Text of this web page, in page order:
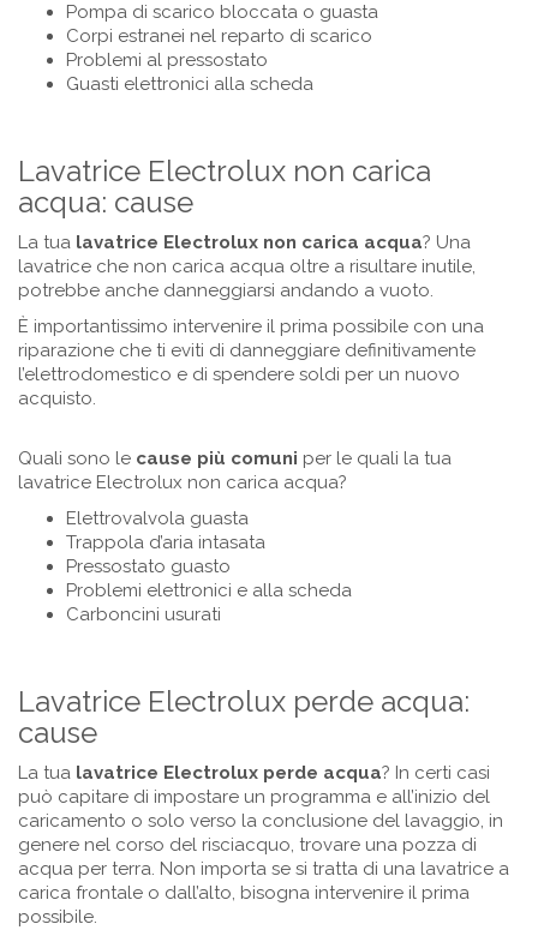
Pompa di scarico bloccata o guasta
Corpi estranei nel reparto di scarico
Problemi al pressostato
Guasti elettronici alla scheda
Lavatrice Electrolux non carica
acqua: cause
La tua lavatrice Electrolux non carica acqua? Una
lavatrice che non carica acqua oltre a risultare inutile,
potrebbe anche danneggiarsi andando a vuoto.
È importantissimo intervenire il prima possibile con una
riparazione che ti eviti di danneggiare definitivamente
l’elettrodomestico e di spendere soldi per un nuovo
acquisto.
Quali sono le cause più comuni per le quali la tua
lavatrice Electrolux non carica acqua?
Elettrovalvola guasta
Trappola d’aria intasata
Pressostato guasto
Problemi elettronici e alla scheda
Carboncini usurati
Lavatrice Electrolux perde acqua:
cause
La tua lavatrice Electrolux perde acqua? In certi casi
può capitare di impostare un programma e all’inizio del
caricamento o solo verso la conclusione del lavaggio, in
genere nel corso del risciacquo, trovare una pozza di
acqua per terra. Non importa se si tratta di una lavatrice a
carica frontale o dall’alto, bisogna intervenire il prima
possibile.